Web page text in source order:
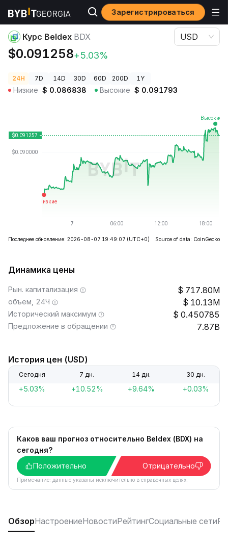
Зарегистрироваться
Цены криптовалют Курс Beldex BDX
Курс Beldex BDX
$0.091258+5.03%
USD
24H 7D 14D 30D 60D 200D 1Y
Низкие $ 0.086838 Высокие $ 0.091793
Последнее обновление: 2026-08-07 19:49:07 (UTC+0) Source of data: CoinGecko
Динамика цены
Рын. капитализация 717.80M
объем, 24Ч 10.13M
Исторический максимум 0.450785
Предложение в обращении 7.87B
История цен (USD)
Сегодня 7 дн. 14 дн. 30 дн.
+5.03% +10.52% +9.64% +0.03%
Каков ваш прогноз относительно Beldex (BDX) на
сегодня?
Положительно
Отрицательно
Примечание: данные указаны исключительно в справочных целях.
ОбзорНастроениеНовостиРейтингСоциальные сети